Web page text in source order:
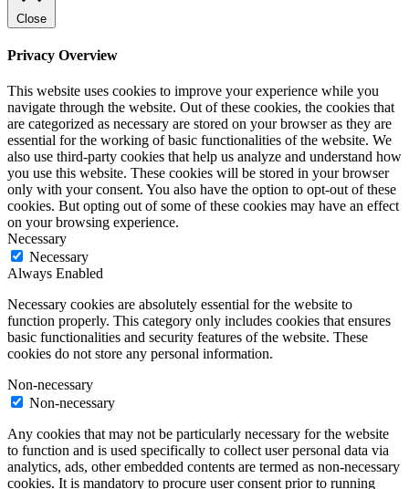
Close
Privacy Overview
This website uses cookies to improve your experience while you
navigate through the website. Out of these cookies, the cookies that
are categorized as necessary are stored on your browser as they are
essential for the working of basic functionalities of the website. We
also use third-party cookies that help us analyze and understand how
you use this website. These cookies will be stored in your browser
only with your consent. You also have the option to opt-out of these
cookies. But opting out of some of these cookies may have an effect
on your browsing experience.
Necessary
Necessary
Always Enabled
Necessary cookies are absolutely essential for the website to
function properly. This category only includes cookies that ensures
basic functionalities and security features of the website. These
cookies do not store any personal information.
Non-necessary
Non-necessary
Any cookies that may not be particularly necessary for the website
to function and is used specifically to collect user personal data via
analytics, ads, other embedded contents are termed as non-necessary
cookies. It is mandatory to procure user consent prior to running